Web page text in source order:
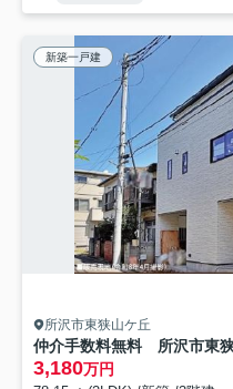
新築一戸建
所沢市東狭山ケ丘
3,180万円